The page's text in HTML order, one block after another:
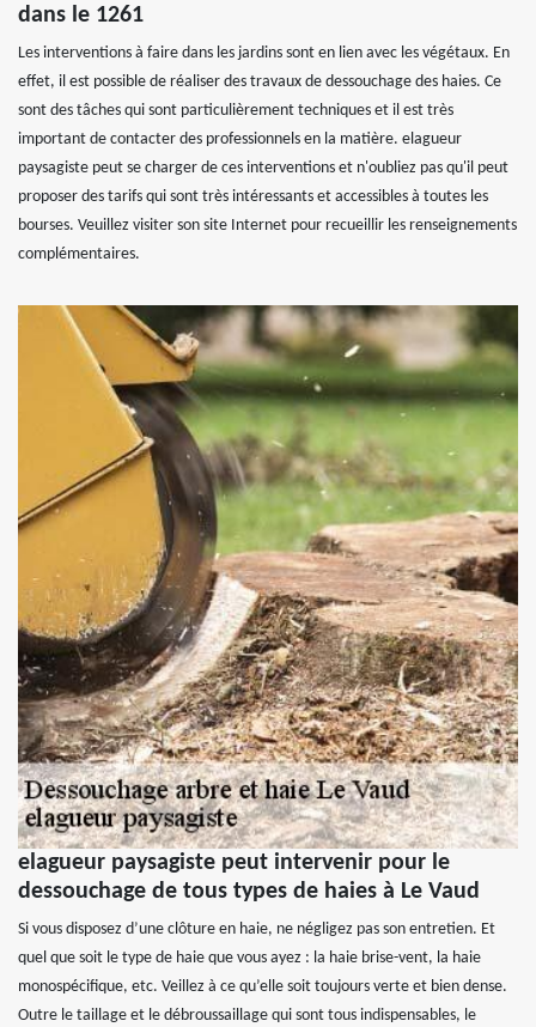
dans le 1261
Les interventions à faire dans les jardins sont en lien avec les végétaux. En
effet, il est possible de réaliser des travaux de dessouchage des haies. Ce
sont des tâches qui sont particulièrement techniques et il est très
important de contacter des professionnels en la matière. elagueur
paysagiste peut se charger de ces interventions et n'oubliez pas qu'il peut
proposer des tarifs qui sont très intéressants et accessibles à toutes les
bourses. Veuillez visiter son site Internet pour recueillir les renseignements
complémentaires.
elagueur paysagiste peut intervenir pour le
dessouchage de tous types de haies à Le Vaud
Si vous disposez d’une clôture en haie, ne négligez pas son entretien. Et
quel que soit le type de haie que vous ayez : la haie brise-vent, la haie
monospécifique, etc. Veillez à ce qu’elle soit toujours verte et bien dense.
Outre le taillage et le débroussaillage qui sont tous indispensables, le